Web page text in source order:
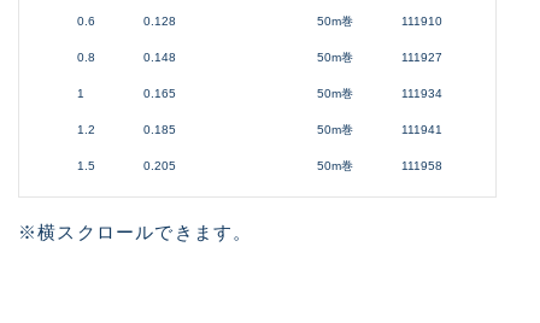
0.6 0.128 50m巻 111910
0.8 0.148 50m巻 111927
1 0.165 50m巻 111934
1.2 0.185 50m巻 111941
1.5 0.205 50m巻 111958
※横スクロールできます。